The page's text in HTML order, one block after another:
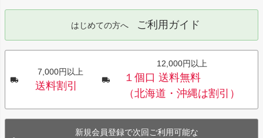
はじめての方へ ご利用ガイド
7,000円以上
送料割引
12,000円以上
１個口 送料無料
（北海道・沖縄は割引）
新規会員登録で次回ご利用可能な